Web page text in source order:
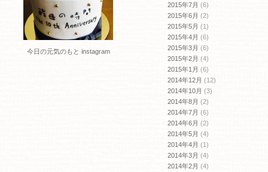
今日の元気のもと instagram
2015年7月 (6)
2015年6月 (2)
2015年5月 (1)
2015年4月 (6)
2015年3月 (6)
2015年2月 (4)
2015年1月 (6)
2014年12月 (12)
2014年10月 (3)
2014年8月 (2)
2014年7月 (6)
2014年6月 (2)
2014年5月 (4)
2014年4月 (1)
2014年3月 (4)
2014年2月 (4)